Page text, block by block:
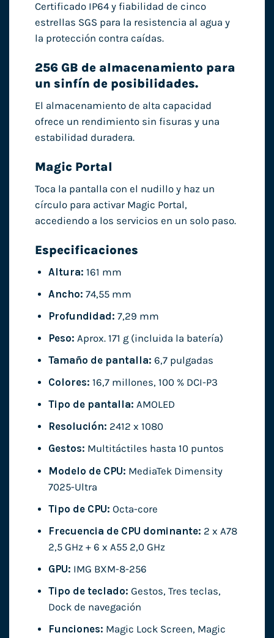
Certificado IP64 y fiabilidad de cinco
estrellas SGS para la resistencia al agua y
la protección contra caídas.
256 GB de almacenamiento para
un sinfín de posibilidades.
El almacenamiento de alta capacidad
ofrece un rendimiento sin fisuras y una
estabilidad duradera.
Magic Portal
Toca la pantalla con el nudillo y haz un
círculo para activar Magic Portal,
accediendo a los servicios en un solo paso.
Especificaciones
Altura: 161 mm
Ancho: 74,55 mm
Profundidad: 7,29 mm
Peso: Aprox. 171 g (incluida la batería)
Tamaño de pantalla: 6,7 pulgadas
Colores: 16,7 millones, 100 % DCI-P3
Tipo de pantalla: AMOLED
Resolución: 2412 x 1080
Gestos: Multitáctiles hasta 10 puntos
Modelo de CPU: MediaTek Dimensity
7025-Ultra
Tipo de CPU: Octa-core
Frecuencia de CPU dominante: 2 x A78
2,5 GHz + 6 x A55 2,0 GHz
GPU: IMG BXM-8-256
Tipo de teclado: Gestos, Tres teclas,
Dock de navegación
Funciones: Magic Lock Screen, Magic